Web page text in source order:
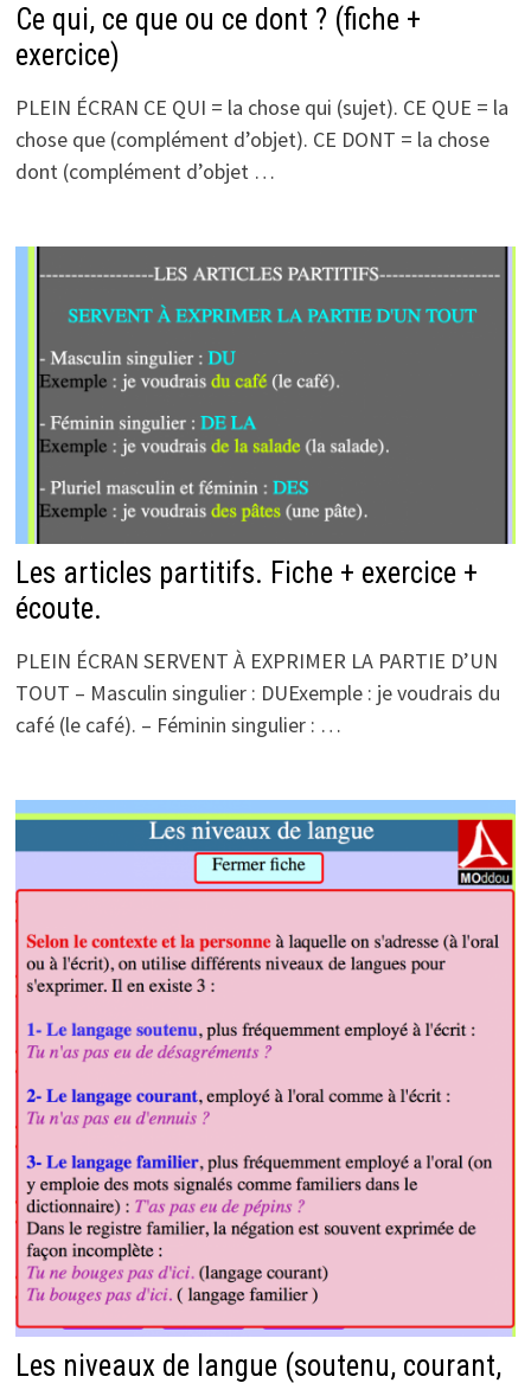
Ce qui, ce que ou ce dont ? (fiche +
exercice)
PLEIN ÉCRAN CE QUI = la chose qui (sujet). CE QUE = la
chose que (complément d’objet). CE DONT = la chose
dont (complément d’objet …
Les articles partitifs. Fiche + exercice +
écoute.
PLEIN ÉCRAN SERVENT À EXPRIMER LA PARTIE D’UN
TOUT – Masculin singulier : DUExemple : je voudrais du
café (le café). – Féminin singulier : …
Les niveaux de langue (soutenu, courant,